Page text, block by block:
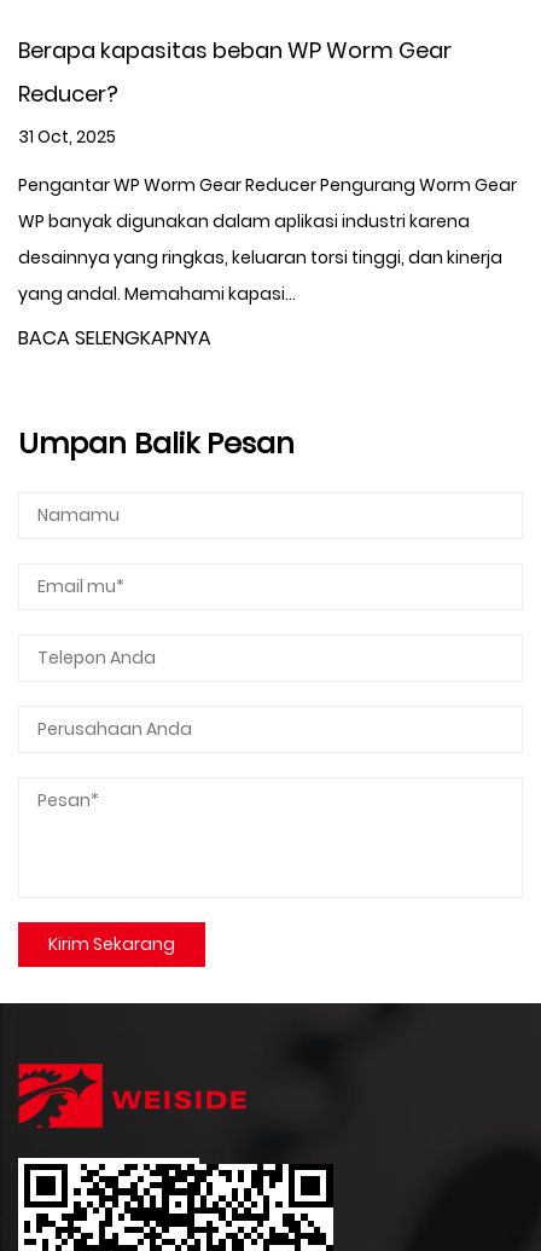
Berapa kapasitas beban WP Worm Gear
Reducer?
31 Oct, 2025
Pengantar WP Worm Gear Reducer Pengurang Worm Gear
WP banyak digunakan dalam aplikasi industri karena
desainnya yang ringkas, keluaran torsi tinggi, dan kinerja
yang andal. Memahami kapasi...
BACA SELENGKAPNYA
Umpan Balik Pesan